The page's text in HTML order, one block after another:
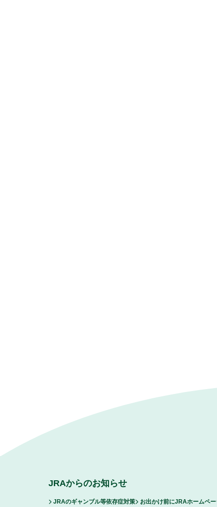
JRAからのお知らせ
JRAのギャンブル等依存症対策
お出かけ前にJRAホームペ